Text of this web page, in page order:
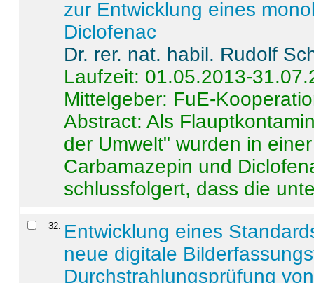
zur Entwicklung eines
Diclofenac
Dr. rer. nat. habil. Rudolf
Laufzeit: 01.05.2013-
Mittelgeber: FuE-
Abstract:Als
der Umwelt" wurden in
Carbamazepin und
schlussfolgert, dass die
32. Entwicklung eines
neue digitale
Durchstrahlungsprüfung